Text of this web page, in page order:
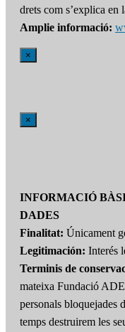
drets com s’explica
Amplie informació:
×
×
INFORMACIÓ
DADES
Finalitat: Únicament
Legitimación: Interés
Terminis de
mateixa Fundació
personals bloquejades
temps destruirem les